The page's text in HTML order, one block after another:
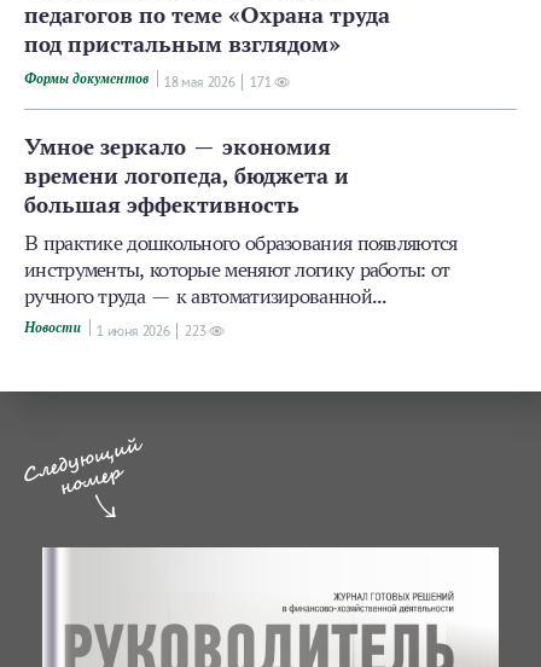
педагогов по теме «Охрана труда
под пристальным взглядом»
Формы документов 18 мая 2026 171
Умное зеркало — экономия
времени логопеда, бюджета и
большая эффективность
В практике дошкольного образования появляются
инструменты, которые меняют логику работы: от
ручного труда — к автоматизированной...
Новости 1 июня 2026 223